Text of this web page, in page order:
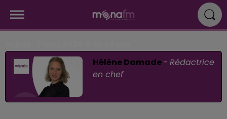
Hélène Damade-Rédactrice
en chef